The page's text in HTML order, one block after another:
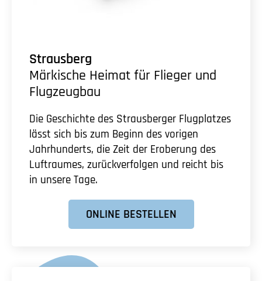
Strausberg
Märkische Heimat für Flieger und
Flugzeugbau
Die Geschichte des Strausberger Flugplatzes
lässt sich bis zum Beginn des vorigen
Jahrhunderts, die Zeit der Eroberung des
Luftraumes, zurückverfolgen und reicht bis
in unsere Tage.
ONLINE BESTELLEN